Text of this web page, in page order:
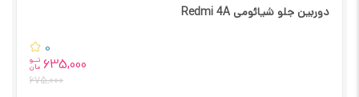
دوربین جلو شیائومی Redmi 4A
0
تــو
مان 635,000
675,000